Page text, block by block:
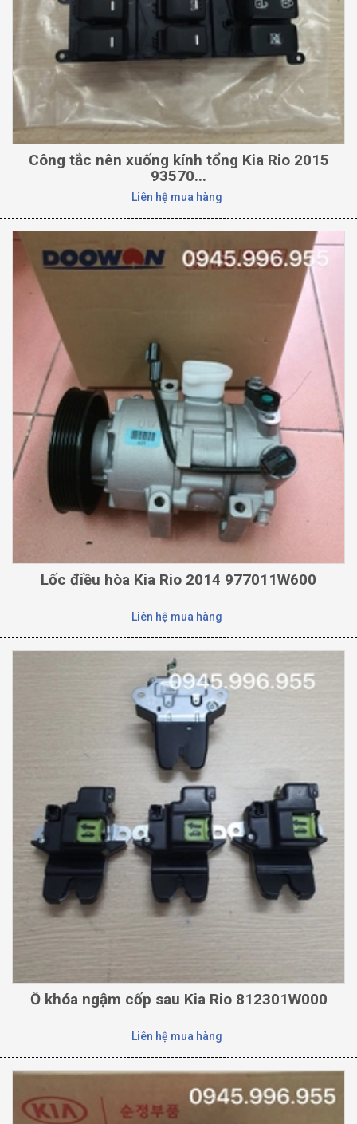
Công tắc nên xuống kính tổng Kia Rio 2015
93570...
Liên hệ mua hàng
Lốc điều hòa Kia Rio 2014 977011W600
Liên hệ mua hàng
Ổ khóa ngậm cốp sau Kia Rio 812301W000
Liên hệ mua hàng